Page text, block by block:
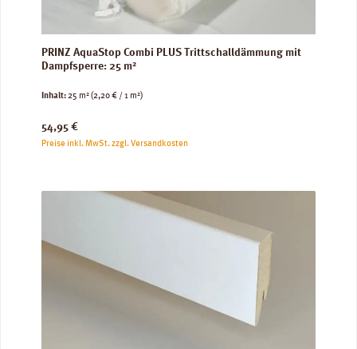
PRINZ AquaStop Combi PLUS Trittschalldämmung mit
Dampfsperre: 25 m²
Inhalt:25 m²(2,20 € / 1 m²)
Regulärer Preis:
54,95 €
Preise inkl. MwSt. zzgl. Versandkosten